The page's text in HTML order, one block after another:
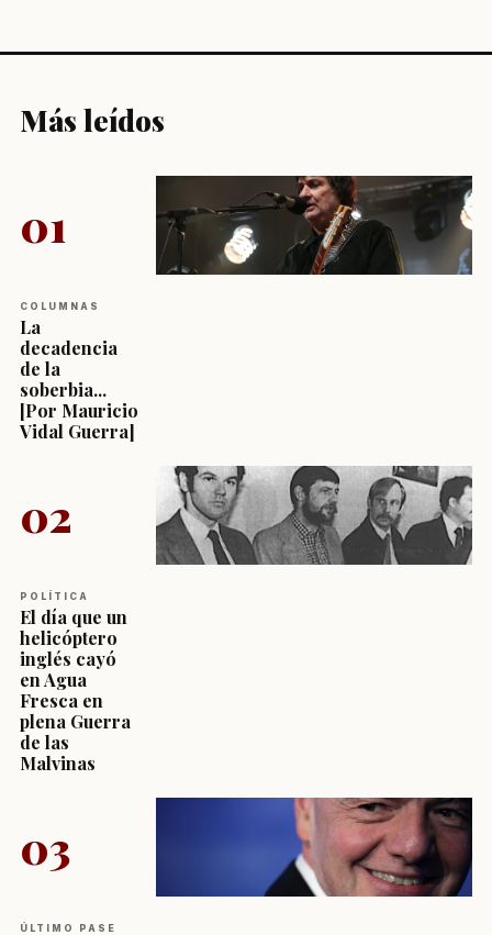
Más leídos
01
COLUMNAS
La
decadencia
de la
soberbia...
[Por Mauricio
Vidal Guerra]
02
POLÍTICA
El día que un
helicóptero
inglés cayó
en Agua
Fresca en
plena Guerra
de las
Malvinas
03
ÚLTIMO PASE